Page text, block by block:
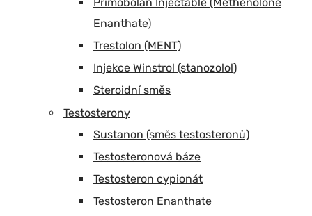
Enanthate)
Trestolon (MENT)
Injekce Winstrol (stanozolol)
Steroidní směs
Testosterony
Sustanon (směs testosteronů)
Testosteronová báze
Testosteron cypionát
Testosteron Enanthate